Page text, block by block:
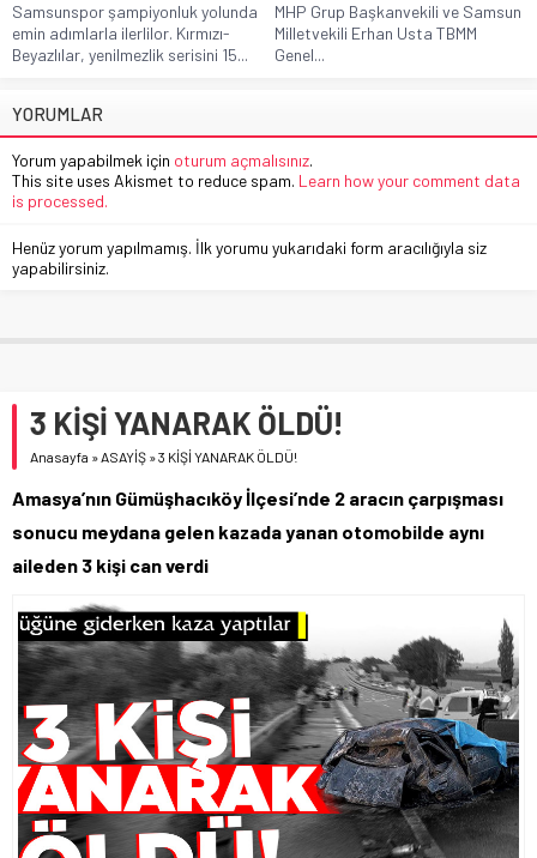
Samsunspor şampiyonluk yolunda
emin adımlarla ilerlilor. Kırmızı-
Beyazlılar, yenilmezlik serisini 15...
MHP Grup Başkanvekili ve Samsun
Milletvekili Erhan Usta TBMM
Genel...
YORUMLAR
Yorum yapabilmek için oturum açmalısınız.
This site uses Akismet to reduce spam. Learn how your comment data
is processed.
Henüz yorum yapılmamış. İlk yorumu yukarıdaki form aracılığıyla siz
yapabilirsiniz.
3 KİŞİ YANARAK ÖLDÜ!
Anasayfa »ASAYİŞ »3 KİŞİ YANARAK ÖLDÜ!
Amasya’nın Gümüşhacıköy İlçesi’nde 2 aracın çarpışması
sonucu meydana gelen kazada yanan otomobilde aynı
aileden 3 kişi can verdi